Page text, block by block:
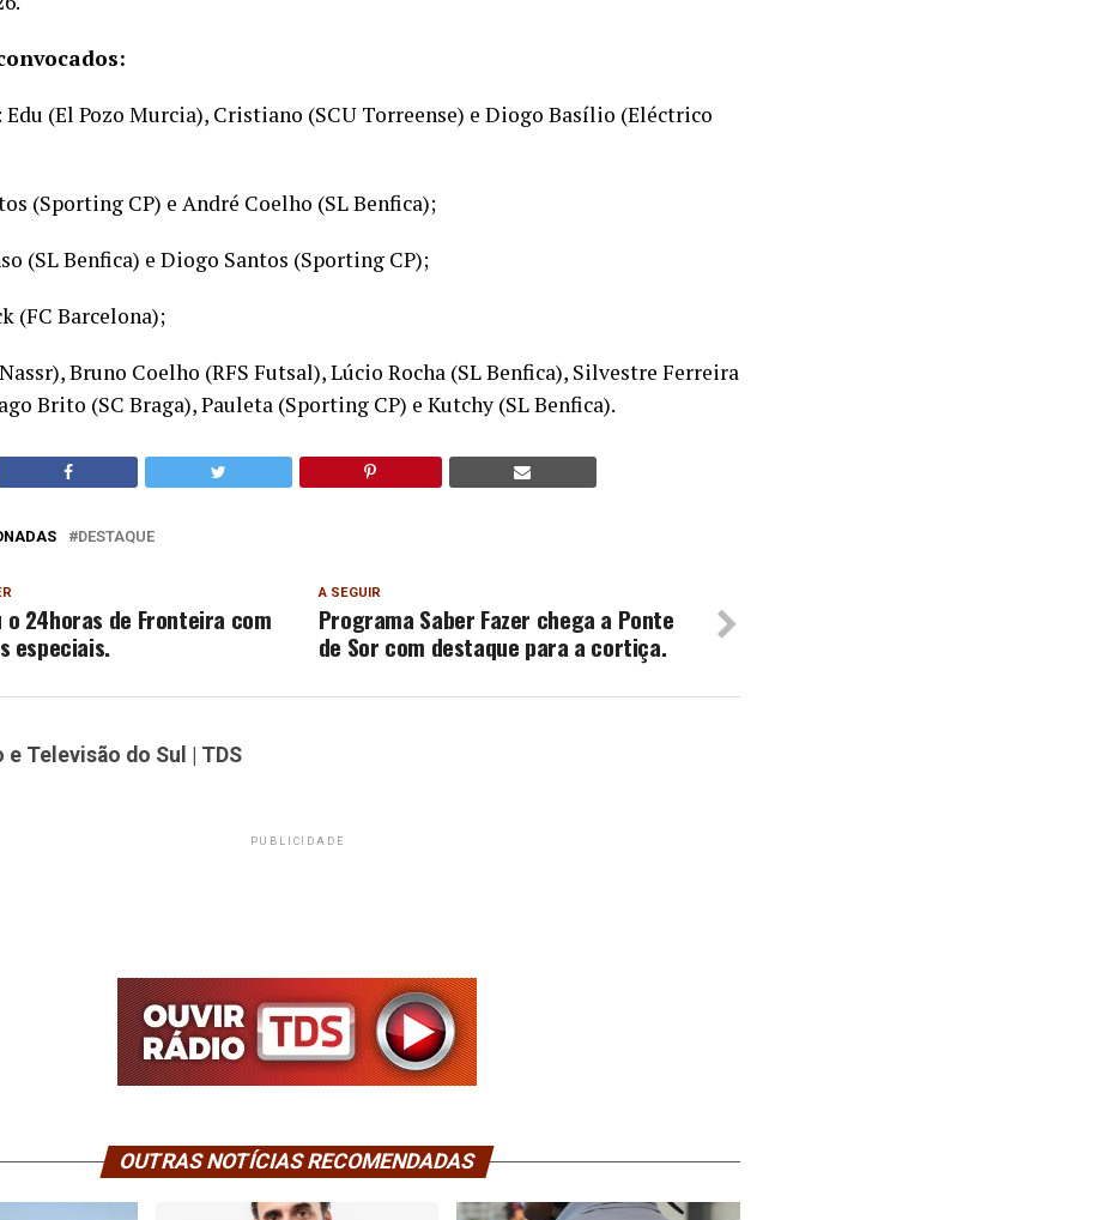
: Edu (El Pozo Murcia), Cristiano (SCU Torreense) e Diogo Basílio (Eléctrico
(Sporting CP) e André Coelho (SL Benfica);
(SL Benfica) e Diogo Santos (Sporting CP);
(FC Barcelona);
Bruno Coelho (RFS Futsal), Lúcio Rocha (SL Benfica), Silvestre Ferreira
Brito (SC Braga), Pauleta (Sporting CP) e Kutchy (SL Benfica).
DESTAQUE
A SEGUIR
Programa Saber Fazer chega a Ponte
de Sor com destaque para a cortiça.
24horas de Fronteira com
especiais.
e Televisão do Sul | TDS
PUBLICIDADE
OUTRAS NOTÍCIAS RECOMENDADAS